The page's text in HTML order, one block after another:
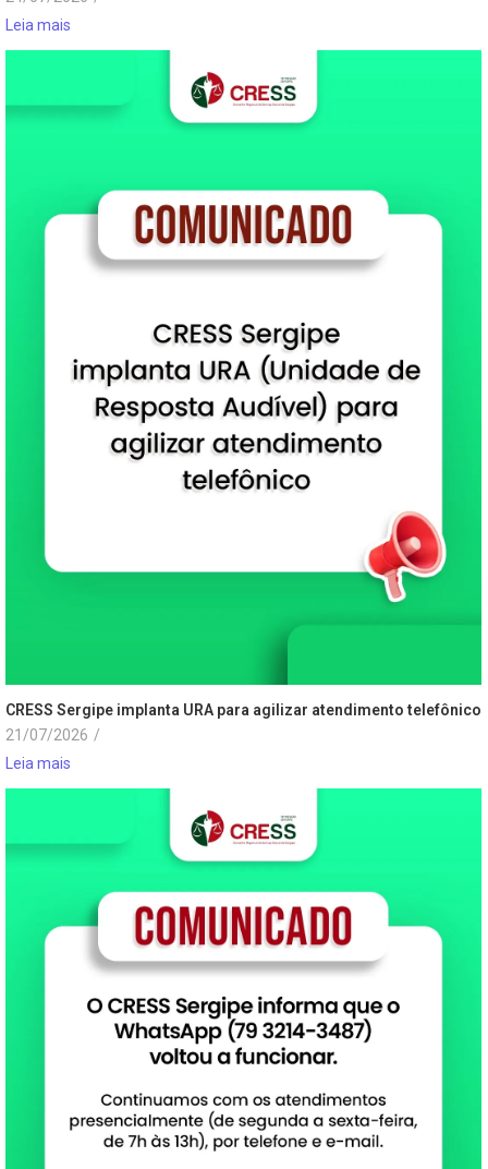
Leia mais
CRESS Sergipe implanta URA para agilizar atendimento telefônico
21/07/2026 /
Leia mais